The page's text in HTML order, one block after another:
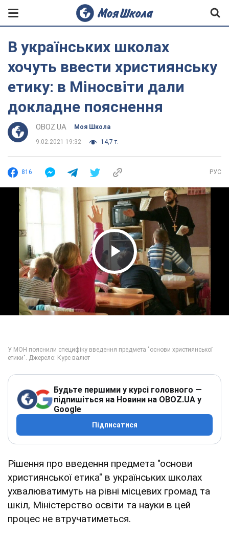
В українських школах
хочуть ввести християнську
етику: в Міносвіти дали
докладне пояснення
OBOZ.UA Моя Школа
9.02.2021 19:32 14,7 т.
816 РУС
Play Video
Будьте першими у курсі головного —
підпишіться на Новини на OBOZ.UA у
Google
Підписатися
Рішення про введення предмета "основи
християнської етика" в українських школах
ухвалюватимуть на рівні місцевих громад та
шкіл, Міністерство освіти та науки в цей
процес не втручатиметься.